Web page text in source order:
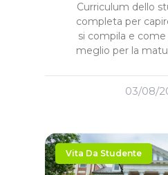
Curriculum dello
completa per
si compila e come
meglio per la
03/08/
Vita Da Studente